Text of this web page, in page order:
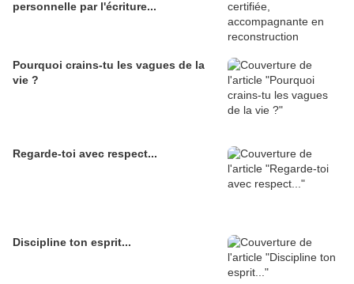
personnelle par l'écriture...
Pourquoi crains-tu les vagues de la
vie ?
Regarde-toi avec respect...
Discipline ton esprit...